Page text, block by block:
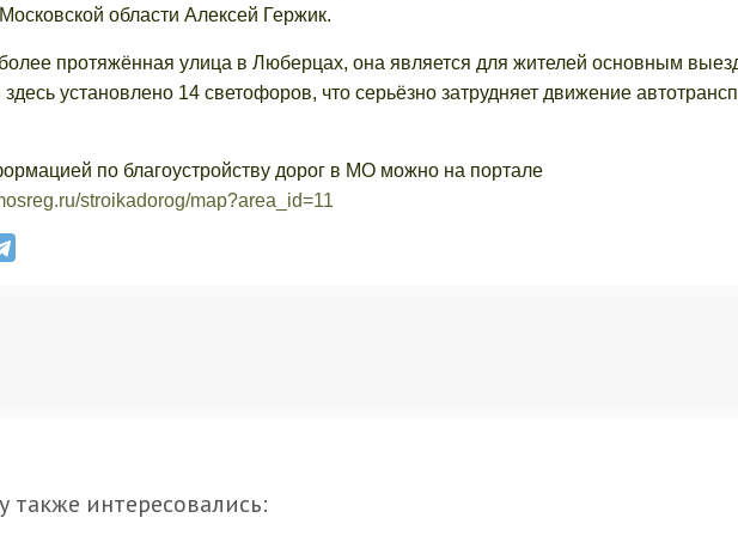
области Алексей Гержик.
протяжённая улица в Люберцах, она является для жителей основным
установлено 14 светофоров, что серьёзно затрудняет движение
по благоустройству дорог в МО можно на портале
stroikadorog/map?area_id=11
также интересовались: